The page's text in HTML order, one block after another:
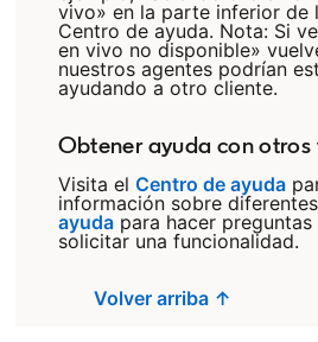
vivo» en la parte inferior de
Centro de ayuda. Nota: Si
en vivo no disponible»
nuestros agentes podrían
ayudando a otro cliente.
Obtener ayuda con otros
Visita el Centro de ayuda
información sobre
ayudaopens in a new tab
para hacer preguntas
solicitar una funcionalidad.
Volver arriba ↑